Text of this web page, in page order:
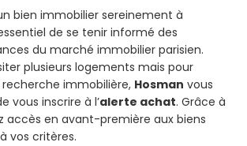
bien immobilier sereinement à
de se tenir informé des
du marché immobilier parisien.
plusieurs logements mais pour
immobilière, Hosman vous
vous inscrire à l’alerte achat. Grâce à
accès en avant-première aux biens
vos critères.